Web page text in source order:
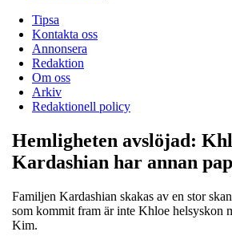
Tipsa
Kontakta oss
Annonsera
Redaktion
Om oss
Arkiv
Redaktionell policy
Hemligheten avslöjad:
Kardashian har annan
Familjen Kardashian skakas av en stor
som kommit fram är inte Khloe helsyskon
Kim.